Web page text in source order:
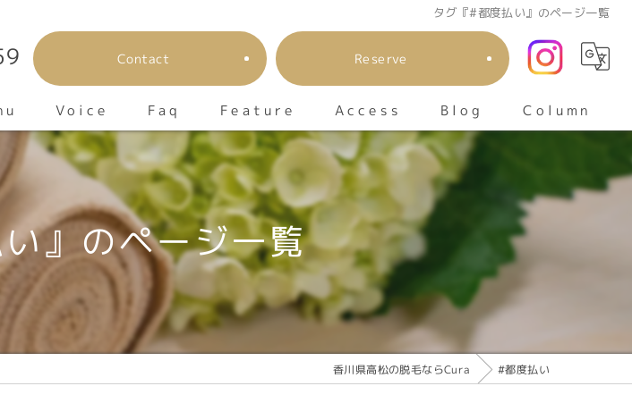
タグ『#都度払い』のページ一覧
Contact Reserve
Voice Faq Feature
顔
vio
メンズ
キッズ
エステ
Access Blog Column
』のページ一覧
香川県高松の脱毛ならCura #都度払い